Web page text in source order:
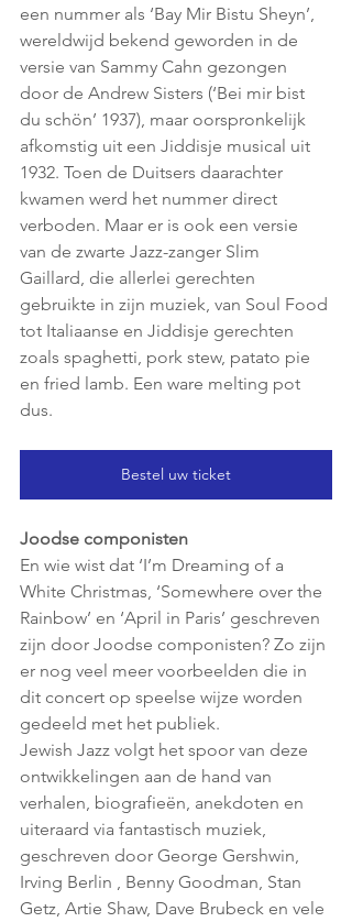
een nummer als ‘Bay Mir Bistu Sheyn’,
wereldwijd bekend geworden in de
versie van Sammy Cahn gezongen
door de Andrew Sisters (‘Bei mir bist
du schön’ 1937), maar oorspronkelijk
afkomstig uit een Jiddisje musical uit
1932. Toen de Duitsers daarachter
kwamen werd het nummer direct
verboden. Maar er is ook een versie
van de zwarte Jazz-zanger Slim
Gaillard, die allerlei gerechten
gebruikte in zijn muziek, van Soul Food
tot Italiaanse en Jiddisje gerechten
zoals spaghetti, pork stew, patato pie
en fried lamb. Een ware melting pot
dus.
Bestel uw ticket
Joodse componisten
En wie wist dat ‘I’m Dreaming of a
White Christmas, ‘Somewhere over the
Rainbow’ en ‘April in Paris’ geschreven
zijn door Joodse componisten? Zo zijn
er nog veel meer voorbeelden die in
dit concert op speelse wijze worden
gedeeld met het publiek.
Jewish Jazz volgt het spoor van deze
ontwikkelingen aan de hand van
verhalen, biografieën, anekdoten en
uiteraard via fantastisch muziek,
geschreven door George Gershwin,
Irving Berlin , Benny Goodman, Stan
Getz, Artie Shaw, Dave Brubeck en vele